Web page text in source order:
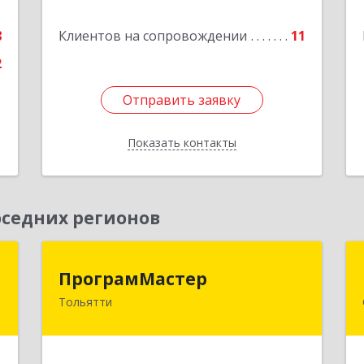
Клиентов на сопровождении 11
Отправить заявку
Показать контакты
Подробнее
Отправить заявку
Назад
регионов
ПрограмМастер
Тольятти
445004, Самарская обл, Тольятти г,